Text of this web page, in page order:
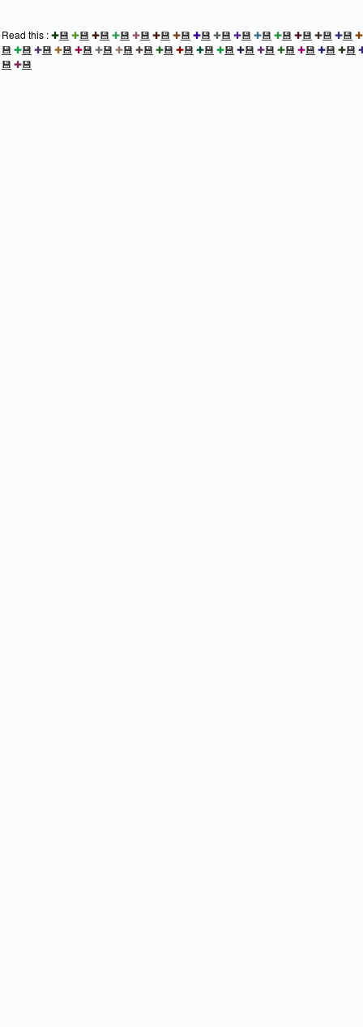
Read this :✚💾 ✚💾 ✚💾 ✚💾 ✚💾 ✚💾 ✚💾 ✚💾 ✚💾 ✚💾 ✚💾 ✚💾 ✚💾 ✚💾 ✚💾 ✚
💾 ✚💾 ✚💾 ✚💾 ✚💾 ✚💾 ✚💾 ✚💾 ✚💾 ✚💾 ✚💾 ✚💾 ✚💾 ✚💾 ✚💾 ✚💾 ✚💾 ✚💾
💾 ✚💾